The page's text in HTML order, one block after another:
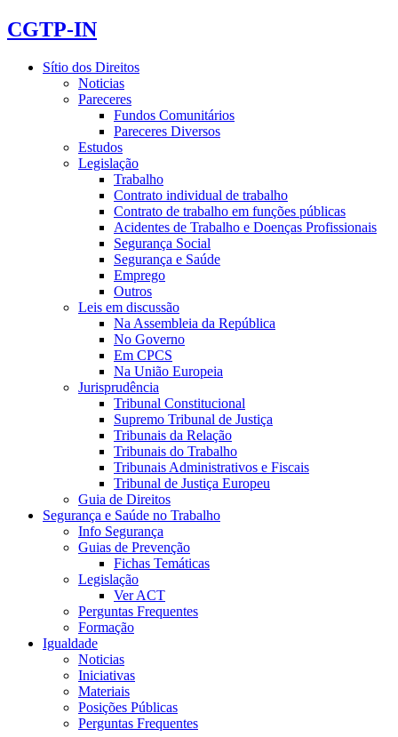
CGTP-IN
Sítio dos Direitos
Noticias
Pareceres
Fundos Comunitários
Pareceres Diversos
Estudos
Legislação
Trabalho
Contrato individual de trabalho
Contrato de trabalho em funções públicas
Acidentes de Trabalho e Doenças Profissionais
Segurança Social
Segurança e Saúde
Emprego
Outros
Leis em discussão
Na Assembleia da República
No Governo
Em CPCS
Na União Europeia
Jurisprudência
Tribunal Constitucional
Supremo Tribunal de Justiça
Tribunais da Relação
Tribunais do Trabalho
Tribunais Administrativos e Fiscais
Tribunal de Justiça Europeu
Guia de Direitos
Segurança e Saúde no Trabalho
Info Segurança
Guias de Prevenção
Fichas Temáticas
Legislação
Ver ACT
Perguntas Frequentes
Formação
Igualdade
Noticias
Iniciativas
Materiais
Posições Públicas
Perguntas Frequentes